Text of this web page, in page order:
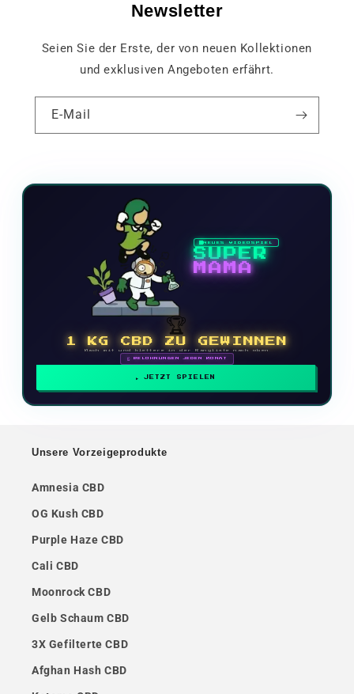
Newsletter
Seien Sie der Erste, der von neuen Kollektionen
und exklusiven Angeboten erfährt.
E-Mail
NEUES VIDEOSPIEL
SUPER
MAMA
🏆
1 KG CBD ZU GEWINNEN
Mach mit und klettere in der Rangliste nach oben
🗓 BELOHNUNGEN JEDEN MONAT
JETZT SPIELEN
Unsere Vorzeigeprodukte
Amnesia CBD
OG Kush CBD
Purple Haze CBD
Cali CBD
Moonrock CBD
Gelb Schaum CBD
3X Gefilterte CBD
Afghan Hash CBD